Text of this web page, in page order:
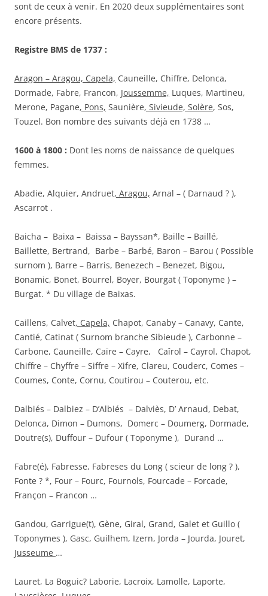
sont de ceux à venir. En 2020 deux supplémentaires sont
encore présents.
Registre BMS de 1737 :
Aragon – Aragou, Capela, Cauneille, Chiffre, Delonca,
Dormade, Fabre, Francon, Joussemme, Luques, Martineu,
Merone, Pagane, Pons, Saunière, Sivieude, Solère, Sos,
Touzel. Bon nombre des suivants déjà en 1738 …
1600 à 1800 : Dont les noms de naissance de quelques
femmes.
Abadie, Alquier, Andruet, Aragou, Arnal – ( Darnaud ? ),
Ascarrot .
Baicha – Baixa – Baissa – Bayssan*, Baille – Baillé,
Baillette, Bertrand, Barbe – Barbé, Baron – Barou ( Possible
surnom ), Barre – Barris, Benezech – Benezet, Bigou,
Bonamic, Bonet, Bourrel, Boyer, Bourgat ( Toponyme ) –
Burgat. * Du village de Baixas.
Caillens, Calvet, Capela, Chapot, Canaby – Canavy, Cante,
Cantié, Catinat ( Surnom branche Sibieude ), Carbonne –
Carbone, Cauneille, Caïre – Cayre, Caîrol – Cayrol, Chapot,
Chiffre – Chyffre – Siffre – Xifre, Clareu, Couderc, Comes –
Coumes, Conte, Cornu, Coutirou – Couterou, etc.
Dalbiés – Dalbiez – D’Albiés – Dalviès, D’ Arnaud, Debat,
Delonca, Dimon – Dumons, Domerc – Doumerg, Dormade,
Doutre(s), Duffour – Dufour ( Toponyme ), Durand …
Fabre(é), Fabresse, Fabreses du Long ( scieur de long ? ),
Fonte ? *, Four – Fourc, Fournols, Fourcade – Forcade,
Françon – Francon …
Gandou, Garrigue(t), Gène, Giral, Grand, Galet et Guillo (
Toponymes ), Gasc, Guilhem, Izern, Jorda – Jourda, Jouret,
Jusseume …
Lauret, La Boguic? Laborie, Lacroix, Lamolle, Laporte,